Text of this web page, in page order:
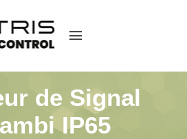
menu
de Signal
IP65